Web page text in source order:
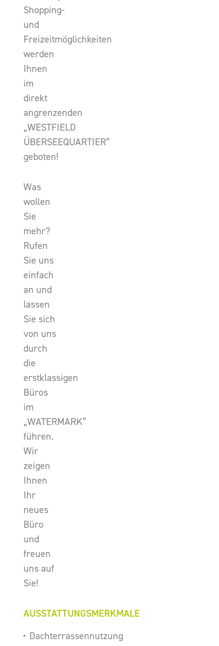
Shopping-
und
Freizeitmöglichkeiten
werden
Ihnen
im
direkt
angrenzenden
„WESTFIELD
ÜBERSEEQUARTIER”
geboten!
Was
wollen
Sie
mehr?
Rufen
Sie uns
einfach
an und
lassen
Sie sich
von uns
durch
die
erstklassigen
Büros
im
„WATERMARK”
führen.
Wir
zeigen
Ihnen
Ihr
neues
Büro
und
freuen
uns auf
Sie!
AUSSTATTUNGSMERKMALE
Dachterrassennutzung